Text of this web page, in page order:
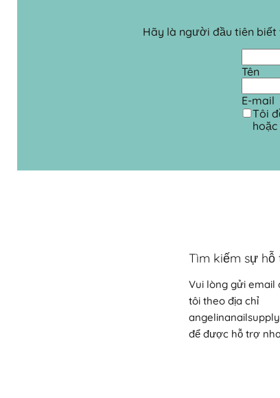
Hãy là người đầu tiên biết
Tên
E-mail
Tôi
Tìm kiếm sự hỗ
Vui lòng gửi email
tôi theo địa chỉ
để được hỗ trợ